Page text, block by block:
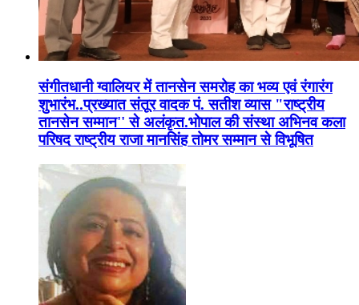
संगीतधानी ग्वालियर में तानसेन समरोह का भव्य एवं रंगारंग
शुभारंभ..प्रख्यात संतूर वादक पं. सतीश व्यास "राष्ट्रीय
तानसेन सम्मान'' से अलंकृत.भोपाल की संस्था अभिनव कला
परिषद राष्ट्रीय राजा मानसिंह तोमर सम्मान से विभूषित